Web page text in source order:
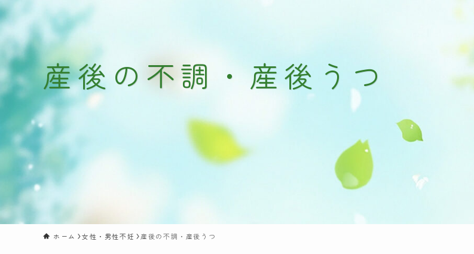
産後の不調・産後うつ
ホーム 女性・男性不妊 産後の不調・産後うつ